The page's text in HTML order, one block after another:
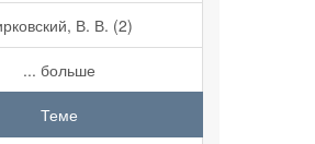
В. В. (2)
... больше
Теме